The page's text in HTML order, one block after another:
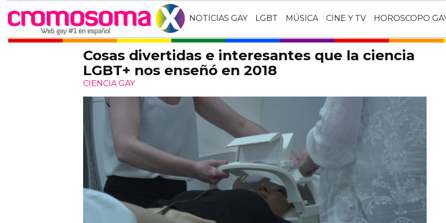
NOTICIAS GAY LGBT MÚSICA CINE Y TV HOROSCOPO
Cosas divertidas e interesantes que la ciencia
LGBT+ nos enseñó en 2018
CIENCIA GAY